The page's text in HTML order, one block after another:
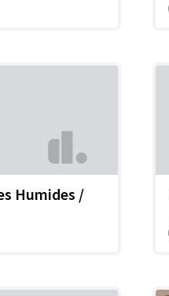
Humides /